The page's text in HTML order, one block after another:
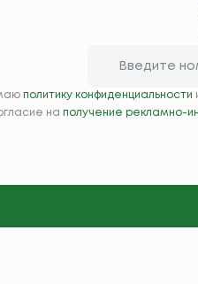
политику конфиденциальности
на
получение рекламно-